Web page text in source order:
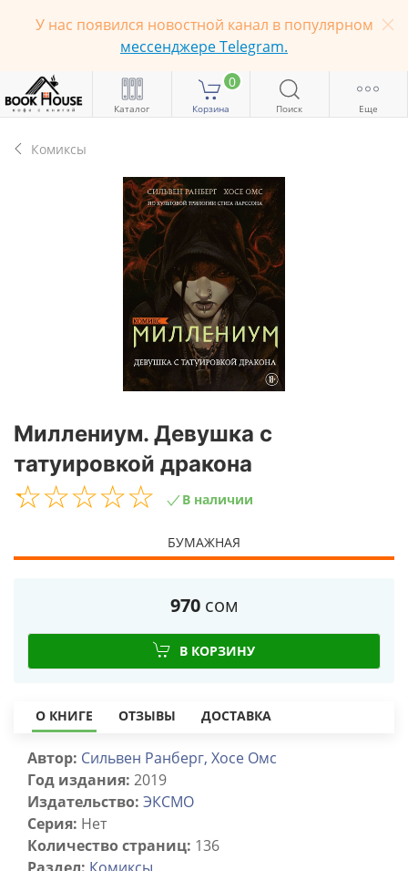
У нас появился новостной канал в популярном
мессенджере Telegram.
Каталог
0
Корзина Поиск Еще
Комиксы
Миллениум. Девушка с
татуировкой дракона
☆☆☆☆☆
★★★★★ В наличии
БУМАЖНАЯ
970 сом
В КОРЗИНУ
О КНИГЕ ОТЗЫВЫ ДОСТАВКА
Автор: Сильвен Ранберг, Хосе Омс
Год издания: 2019
Издательство: ЭКСМО
Серия: Нет
Количество страниц: 136